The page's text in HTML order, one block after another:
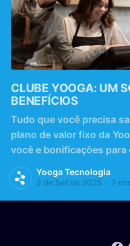
CLUBE YOOGA: UM
BENEFÍCIOS
Tudo que você precisa
plano de valor fixo da
você e bonificações
Yooga Tecnologia
3 de Set de 2025 • 7